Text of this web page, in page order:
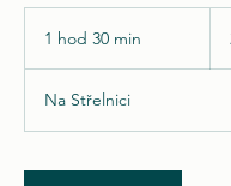
1 hod 30 min
0
i
Na Střelnici